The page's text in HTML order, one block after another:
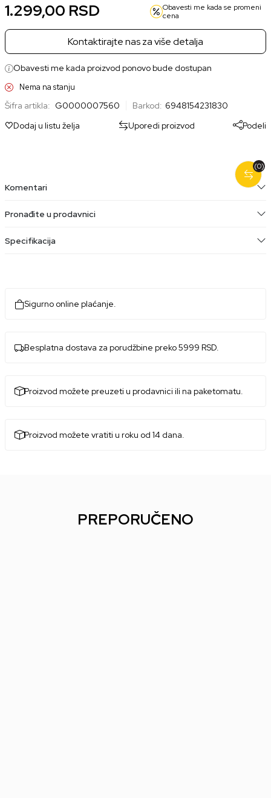
1.299,00 RSD
Obavesti me kada se promeni
cena
Kontaktirajte nas za više detalja
Obavesti me kada proizvod ponovo bude dostupan
Nema na stanju
Šifra artikla: G0000007560 Barkod: 6948154231830
Dodaj u listu želja
Uporedi proizvod Podeli
(0)
Komentari
Pronađite u prodavnici
Specifikacija
Sigurno online plaćanje.
Besplatna dostava za porudžbine preko 5999 RSD.
Proizvod možete preuzeti u prodavnici ili na paketomatu.
Proizvod možete vratiti u roku od 14 dana.
PREPORUČENO